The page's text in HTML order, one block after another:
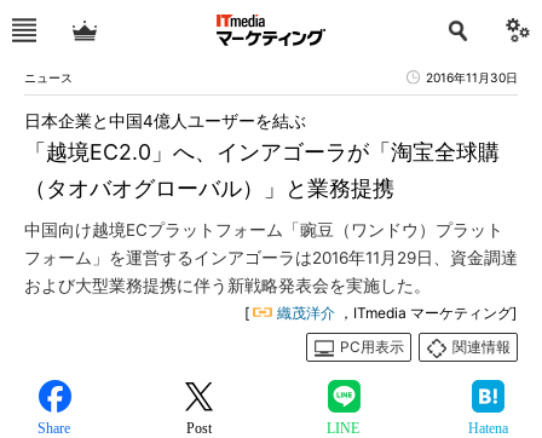
ニュース 2016年11月30日
「越境EC2.0」へ、インアゴーラが「淘宝全球購
（タオバオグローバル）」と業務提携
日本企業と中国4億人ユーザーを結ぶ
中国向け越境ECプラットフォーム「豌豆（ワンドウ）プラット
フォーム」を運営するインアゴーラは2016年11月29日、資金調達
および大型業務提携に伴う新戦略発表会を実施した。
[ 織茂洋介 ，ITmedia マーケティング]
PC用表示
関連情報
Share Post LINE Hatena